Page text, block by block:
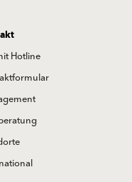
Hotline